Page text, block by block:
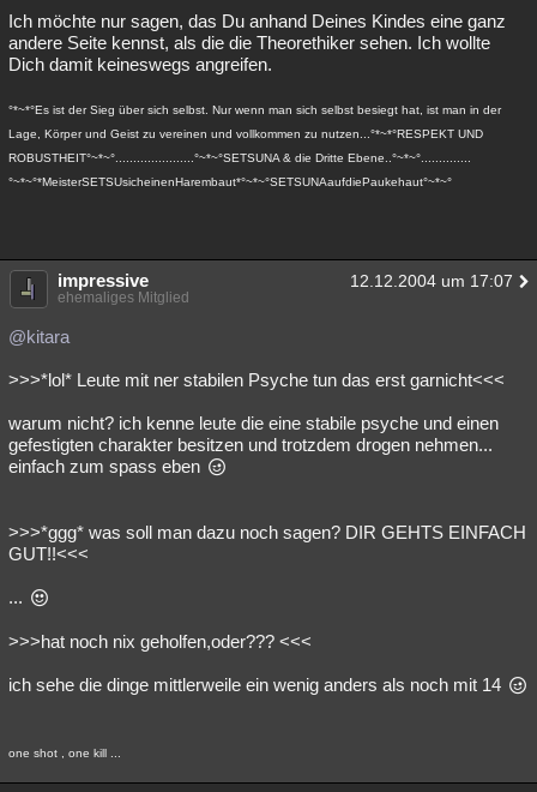
Ich möchte nur sagen, das Du anhand Deines Kindes eine ganz
andere Seite kennst, als die die Theorethiker sehen. Ich wollte
Dich damit keineswegs angreifen.
°*~*°Es ist der Sieg über sich selbst. Nur wenn man sich selbst besiegt hat, ist man in der
Lage, Körper und Geist zu vereinen und vollkommen zu nutzen...°*~*°RESPEKT UND
ROBUSTHEIT°~*~°......................°~*~°SETSUNA & die Dritte Ebene..°~*~°..............
°~*~°*MeisterSETSUsicheinenHarembaut*°~*~°SETSUNAaufdiePaukehaut°~*~°
impressive 12.12.2004 um 17:07
ehemaliges Mitglied
@kitara
>>>*lol* Leute mit ner stabilen Psyche tun das erst garnicht<<<
warum nicht? ich kenne leute die eine stabile psyche und einen
gefestigten charakter besitzen und trotzdem drogen nehmen...
einfach zum spass eben
>>>*ggg* was soll man dazu noch sagen? DIR GEHTS EINFACH
GUT!!<<<
...
>>>hat noch nix geholfen,oder??? <<<
ich sehe die dinge mittlerweile ein wenig anders als noch mit 14
one shot , one kill ...